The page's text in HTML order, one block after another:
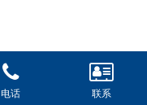
电话 联系